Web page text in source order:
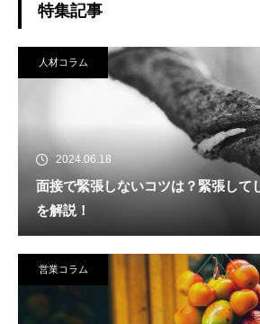
特集記事
人材コラム
2024.06.18
面接で緊張しないコツは？緊張して
を解説！
営業コラム